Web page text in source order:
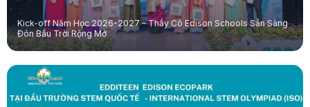
Kick-off Năm Học 2026-2027 – Thầy Cô Edison Schools Sẵn Sàng
Đón Bầu Trời Rộng Mở